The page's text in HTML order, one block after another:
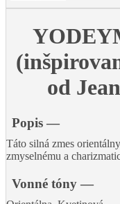
od
Popis —
Táto silná zmes
zmyselnému a
Vonné tóny —